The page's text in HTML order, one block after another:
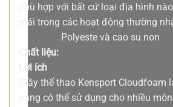
phù hợp với bất cứ loại địa hình
mái trong các hoạt động thường
Chất liệu:
Polyeste và cao su non
Lợi ích
Giầy thể thao Kensport Cloudfoam
năng có thể sử dụng cho nhiều